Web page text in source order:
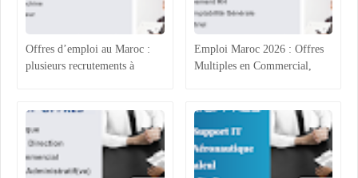
Offres d’emploi au Maroc :
plusieurs recrutements à
Emploi Maroc 2026 : Offres
Multiples en Commercial,